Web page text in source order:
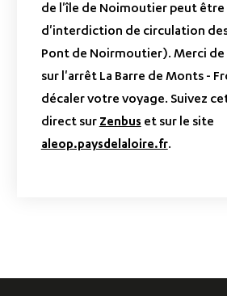
de l'île de Noimoutier peut être
d'interdiction de circulation
Pont de Noirmoutier). Merci
sur l'arrêt La Barre de Monts -
décaler votre voyage. Suivez
direct surZenbuset sur le site
aleop.paysdelaloire.fr.